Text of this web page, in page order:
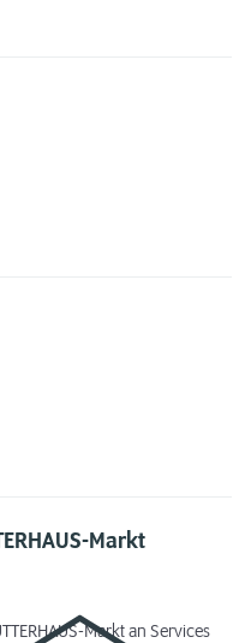
Markt
Markt an Services